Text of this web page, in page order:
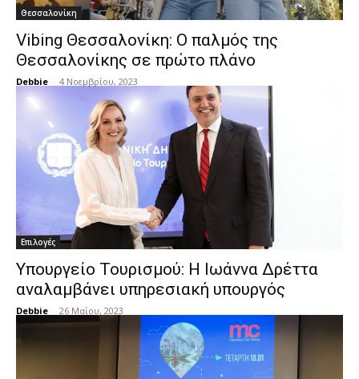
Θεσσαλονίκη
Vibing Θεσσαλονίκη: Ο παλμός της
Θεσσαλονίκης σε πρώτο πλάνο
Debbie - 4 Νοεμβρίου, 2023
Επιλογές
Υπουργείο Τουρισμού: Η Ιωάννα Δρέττα
αναλαμβάνει υπηρεσιακή υπουργός
Debbie - 26 Μαΐου, 2023